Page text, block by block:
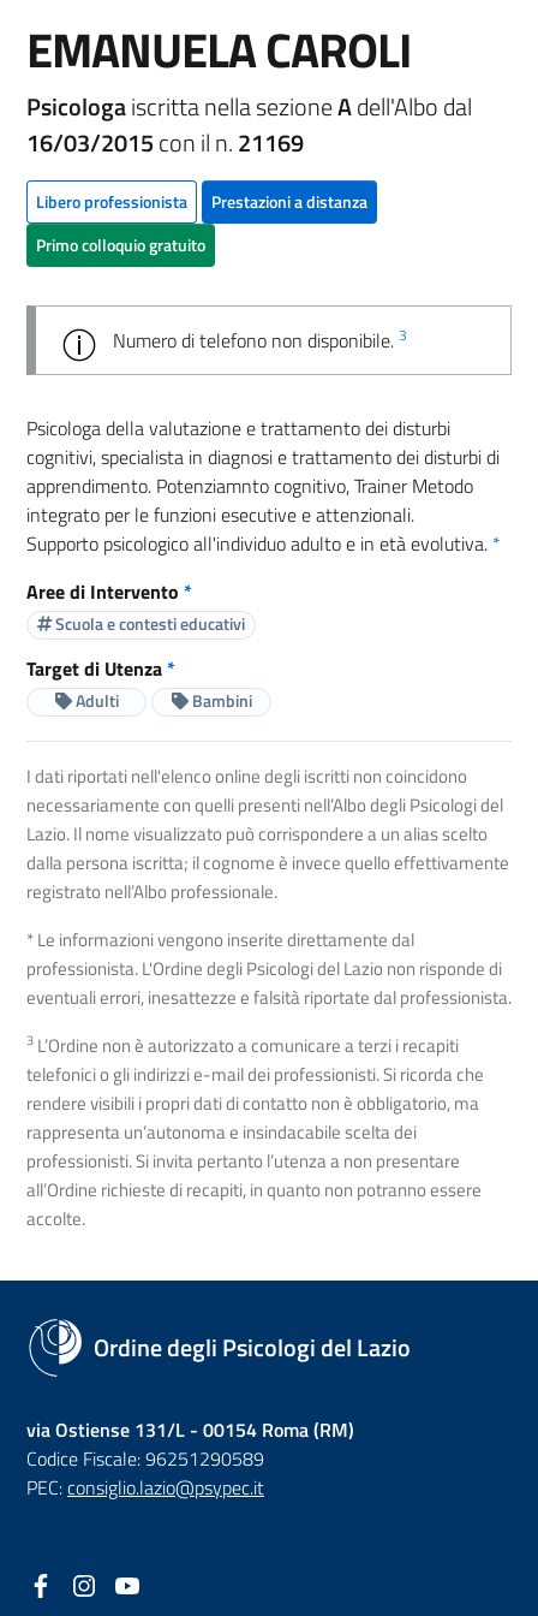
EMANUELA CAROLI
Psicologaiscritta nella sezioneAdell'Albo dal
16/03/2015con il n.21169
Libero professionista
Prestazioni a distanza
Primo colloquio gratuito
Numero di telefono non disponibile. 3
Psicologa della valutazione e trattamento dei disturbi
cognitivi, specialista in diagnosi e trattamento dei disturbi di
apprendimento. Potenziamnto cognitivo, Trainer Metodo
integrato per le funzioni esecutive e attenzionali.
Supporto psicologico all'individuo adulto e in età evolutiva. *
Aree di Intervento *
Scuola e contesti educativi
Target di Utenza*
Adulti Bambini
I dati riportati nell'elenco online degli iscritti non coincidono
necessariamente con quelli presenti nell’Albo degli Psicologi del
Lazio. Il nome visualizzato può corrispondere a un alias scelto
dalla persona iscritta; il cognome è invece quello effettivamente
registrato nell’Albo professionale.
* Le informazioni vengono inserite direttamente dal
professionista. L'Ordine degli Psicologi del Lazio non risponde di
eventuali errori, inesattezze e falsità riportate dal professionista.
3 L’Ordine non è autorizzato a comunicare a terzi i recapiti
telefonici o gli indirizzi e-mail dei professionisti. Si ricorda che
rendere visibili i propri dati di contatto non è obbligatorio, ma
rappresenta un’autonoma e insindacabile scelta dei
professionisti. Si invita pertanto l’utenza a non presentare
all’Ordine richieste di recapiti, in quanto non potranno essere
accolte.
Ordine degli Psicologi del Lazio
via Ostiense 131/L - 00154 Roma (RM)
Codice Fiscale: 96251290589
PEC:consiglio.lazio@psypec.it
Facebook
(nuova scheda - new tab)
Instagram
(nuova scheda - new tab)